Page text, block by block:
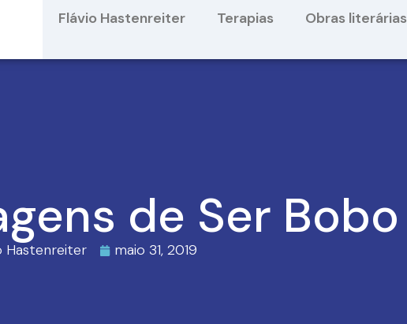
Flávio Hastenreiter Terapias Obras literárias
de Ser Bobo
Hastenreiter maio 31, 2019